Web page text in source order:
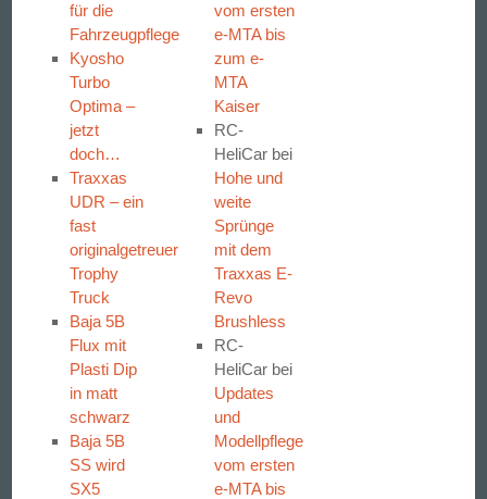
für die
Fahrzeugpflege
Kyosho
Turbo
Optima –
jetzt
doch…
Traxxas
UDR – ein
fast
originalgetreuer
Trophy
Truck
Baja 5B
Flux mit
Plasti Dip
in matt
schwarz
Baja 5B
SS wird
SX5
vom ersten
e-MTA bis
zum e-
MTA
Kaiser
RC-
HeliCar bei
Hohe und
weite
Sprünge
mit dem
Traxxas E-
Revo
Brushless
RC-
HeliCar bei
Updates
und
Modellpflege
vom ersten
e-MTA bis